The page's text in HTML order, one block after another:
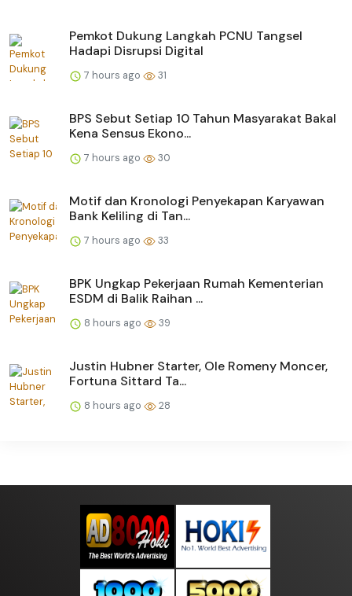
Pemkot Dukung Langkah PCNU Tangsel
Hadapi Disrupsi Digital
7 hours ago 31
BPS Sebut Setiap 10 Tahun Masyarakat Bakal
Kena Sensus Ekono...
7 hours ago 30
Motif dan Kronologi Penyekapan Karyawan
Bank Keliling di Tan...
7 hours ago 33
BPK Ungkap Pekerjaan Rumah Kementerian
ESDM di Balik Raihan ...
8 hours ago 39
Justin Hubner Starter, Ole Romeny Moncer,
Fortuna Sittard Ta...
8 hours ago 28